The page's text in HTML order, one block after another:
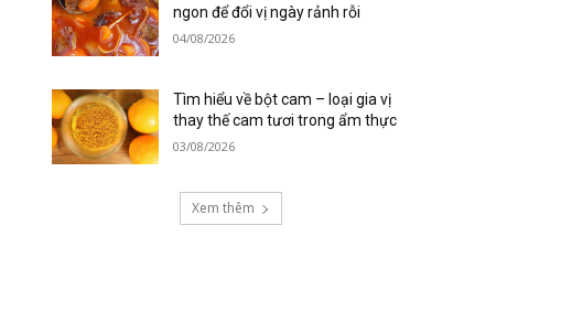
ngon để đổi vị ngày rảnh rỗi
04/08/2026
Tìm hiểu về bột cam – loại gia vị
thay thế cam tươi trong ẩm thực
03/08/2026
Xem thêm